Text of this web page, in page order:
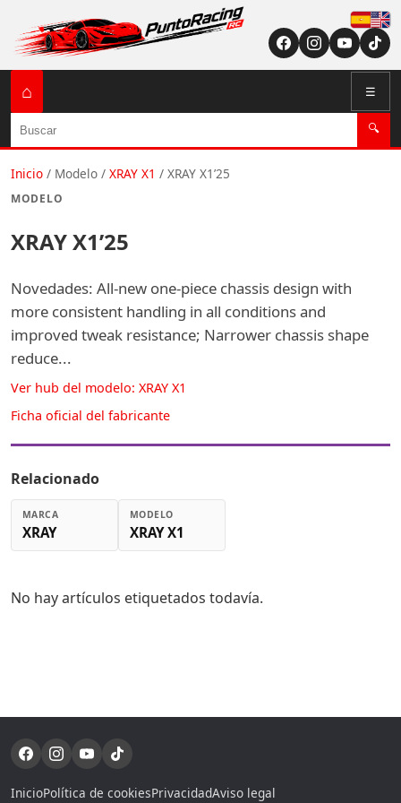
English (US /
⌂ ☰
Buscar 🔍
Inicio / Modelo / XRAY X1 / XRAY X1’25
MODELO
XRAY X1’25
Novedades: All-new one-piece chassis design with
more consistent handling in all conditions and
improved tweak resistance; Narrower chassis shape
reduce...
Ver hub del modelo: XRAY X1
Ficha oficial del fabricante
Relacionado
MARCA
XRAY
MODELO
XRAY X1
No hay artículos etiquetados todavía.
InicioPolítica de cookiesPrivacidadAviso legal